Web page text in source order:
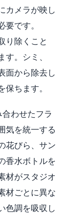
カメラが映し
です。
り除くこと
。シミ、
面から除去し
ちます。
わせたフラ
気を統一する
花びら、サン
香水ボトルを
材がスタジオ
材ごとに異な
色調を吸収し